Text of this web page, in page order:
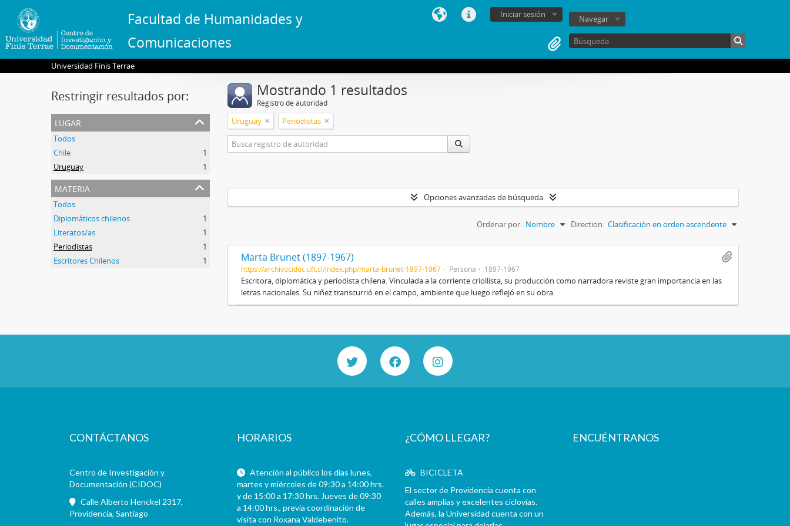
Facultad de Humanidades y
Comunicaciones
Iniciar sesión Navegar
Universidad Finis Terrae
Restringir resultados por:
lugar
Todos
Chile
1
Uruguay
1
materia
Todos
Diplomáticos chilenos
1
Literatos/as
1
Periodistas
1
Escritores Chilenos
1
Mostrando 1 resultados
Registro de autoridad
Uruguay Periodistas
Opciones avanzadas de búsqueda
Ordenar por: Nombre Direction: Clasificación en orden ascendente
Marta Brunet (1897-1967)
https://archivocidoc.uft.cl/index.php/marta-brunet-1897-1967 Persona 1897-1967
Escritora, diplomática y periodista chilena. Vinculada a la corriente criollista, su producción como narradora reviste gran importancia en las
letras nacionales. Su niñez transcurrió en el campo, ambiente que luego reflejó en su obra.
CONTÁCTANOS
Centro de Investigación y
Documentación (CIDOC)
Calle Alberto Henckel 2317,
Providencia, Santiago
HORARIOS
Atención al público los días lunes,
martes y miércoles de 09:30 a 14:00 hrs.
y de 15:00 a 17:30 hrs. Jueves de 09:30
a 14:00 hrs., previa coordinación de
visita con Roxana Valdebenito.
¿CÓMO LLEGAR?
BICICLETA
El sector de Providencia cuenta con
calles amplias y excelentes ciclovías.
Además, la Universidad cuenta con un
ENCUÉNTRANOS